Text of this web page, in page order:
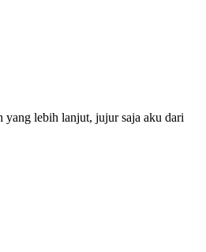
yang lebih lanjut, jujur saja aku dari